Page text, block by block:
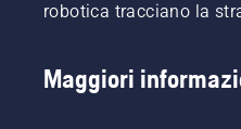
robotica tracciano la
Maggiori